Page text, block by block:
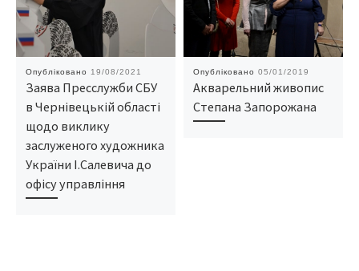
Опубліковано 19/08/2021
Заява Пресслужби СБУ
в Чернівецькій області
щодо виклику
заслуженого художника
України І.Салевича до
офісу управління
Опубліковано 05/01/2019
Акварельний живопис
Степана Запорожана